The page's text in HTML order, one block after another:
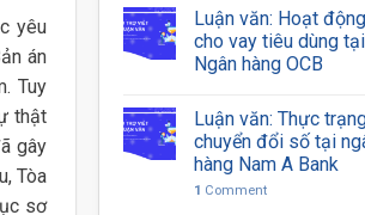
yêu
án
Tuy
thật
gây
Tòa
sơ
Luận văn: Hoạt động
cho vay tiêu dùng tại
Ngân hàng OCB
Luận văn: Thực
chuyển đổi số tại
hàng Nam A Bank
1 Comment